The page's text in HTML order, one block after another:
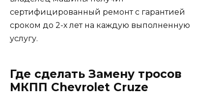
сертифицированный ремонт с гарантией
сроком до 2-х лет на каждую выполненную
услугу.
Где сделать Замену тросов
МКПП Chevrolet Cruze